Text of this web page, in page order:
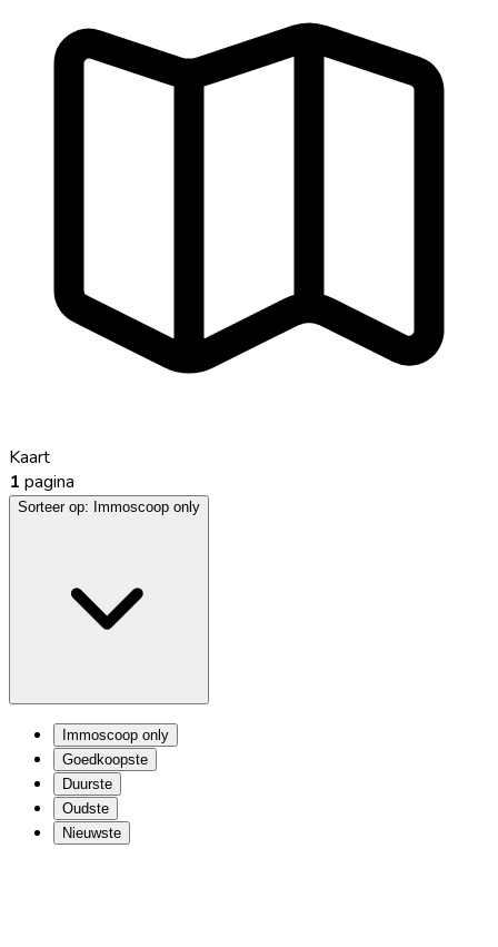
Kaart
1 pagina
Sorteer op: Immoscoop only
Immoscoop only
Goedkoopste
Duurste
Oudste
Nieuwste